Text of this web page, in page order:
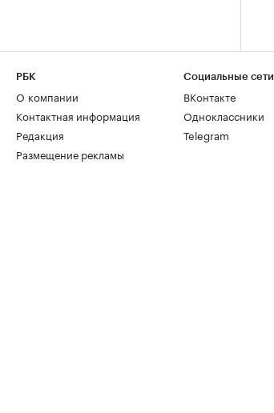
РБК
О компании
Контактная информация
Редакция
Размещение рекламы
Социальные сети
ВКонтакте
Одноклассники
Telegram